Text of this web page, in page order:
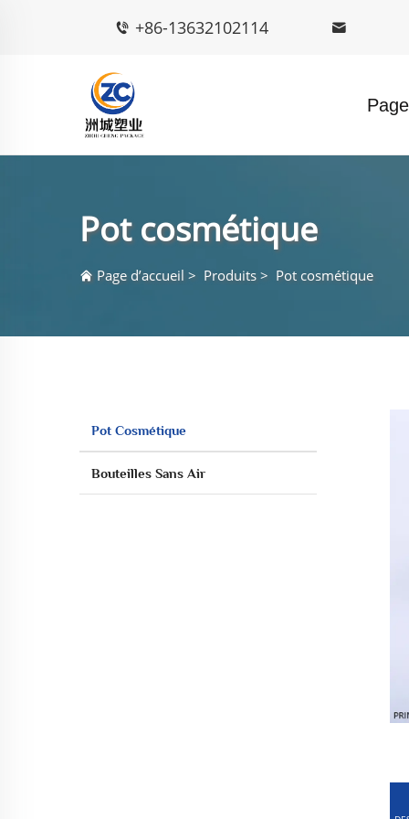
+86-13632102114
Pot cosmétique
Page d’accueil > Produits > Pot cosmétique
Pot Cosmétique
Bouteilles Sans Air